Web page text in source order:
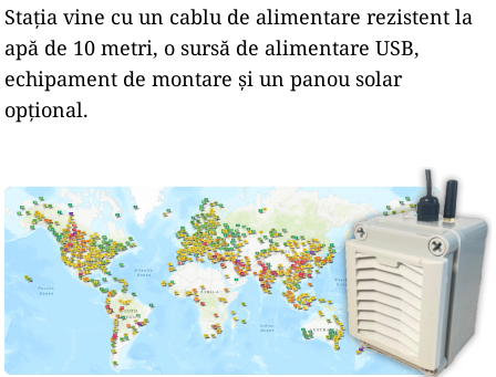
Stația vine cu un cablu de alimentare rezistent la
apă de 10 metri, o sursă de alimentare USB,
echipament de montare și un panou solar
opțional.